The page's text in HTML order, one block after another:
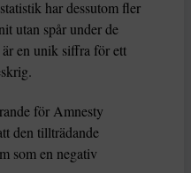
har dessutom fler
utan spår under de
är en unik siffra för ett
för Amnesty
den tillträdande
som en negativ